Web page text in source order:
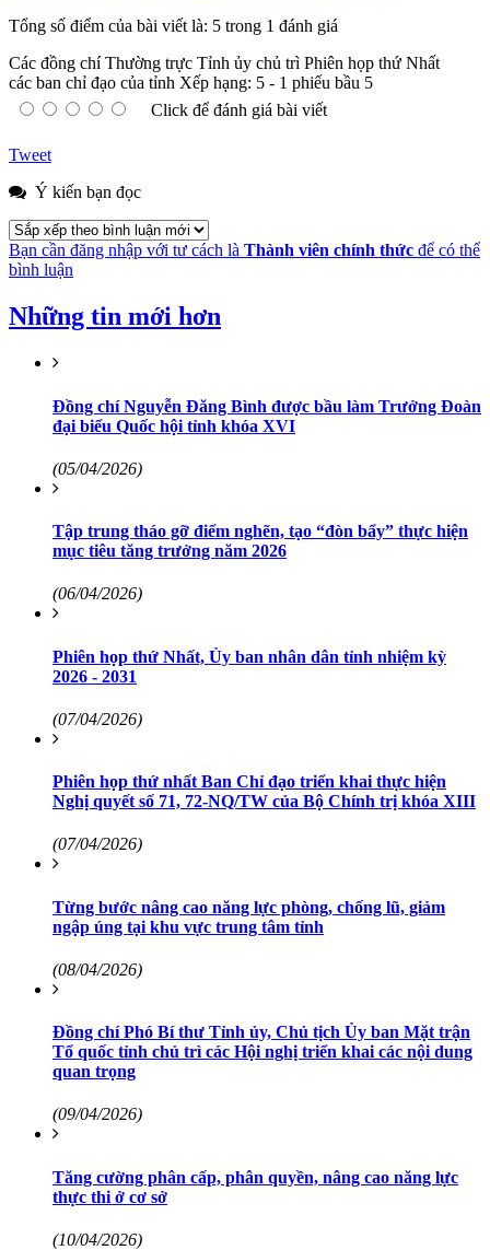
Tổng số điểm của bài viết là: 5 trong 1 đánh giá
Các đồng chí Thường trực Tỉnh ủy chủ trì Phiên họp thứ Nhất
các ban chỉ đạo của tỉnh Xếp hạng: 5 - 1 phiếu bầu 5
Click để đánh giá bài viết
Tweet
Ý kiến bạn đọc
Bạn cần đăng nhập với tư cách là Thành viên chính thức để có thể
bình luận
Những tin mới hơn
Đồng chí Nguyễn Đăng Bình được bầu làm Trưởng Đoàn
đại biểu Quốc hội tỉnh khóa XVI
(05/04/2026)
Tập trung tháo gỡ điểm nghẽn, tạo “đòn bẩy” thực hiện
mục tiêu tăng trưởng năm 2026
(06/04/2026)
Phiên họp thứ Nhất, Ủy ban nhân dân tỉnh nhiệm kỳ
2026 - 2031
(07/04/2026)
Phiên họp thứ nhất Ban Chỉ đạo triển khai thực hiện
Nghị quyết số 71, 72-NQ/TW của Bộ Chính trị khóa XIII
(07/04/2026)
Từng bước nâng cao năng lực phòng, chống lũ, giảm
ngập úng tại khu vực trung tâm tỉnh
(08/04/2026)
Đồng chí Phó Bí thư Tỉnh ủy, Chủ tịch Ủy ban Mặt trận
Tổ quốc tỉnh chủ trì các Hội nghị triển khai các nội dung
quan trọng
(09/04/2026)
Tăng cường phân cấp, phân quyền, nâng cao năng lực
thực thi ở cơ sở
(10/04/2026)